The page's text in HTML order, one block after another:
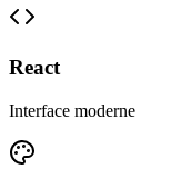
React
Interface moderne